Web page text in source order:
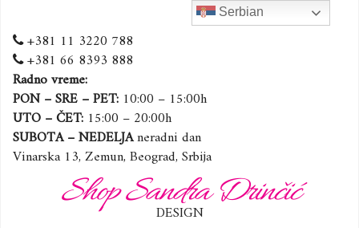
+381 11 3220 788
+381 66 8393 888
Radno vreme:
PON – SRE – PET: 10:00 – 15:00h
UTO – ČET: 15:00 – 20:00h
SUBOTA – NEDELJAneradni dan
Vinarska 13, Zemun, Beograd, Srbija
Shop Sandra Drinčić
DESIGN
Serbian